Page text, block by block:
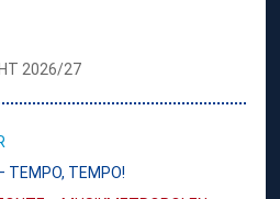
2026/27
TEMPO, TEMPO!